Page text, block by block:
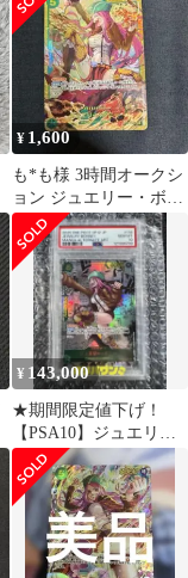
¥ 1,600
も*も様 3時間オークシ
ョン ジュエリー・ボニ
ー sec OP12-118
¥ 143,000
★期間限定値下げ！
【PSA10】ジュエリー
ボニー コミパラ